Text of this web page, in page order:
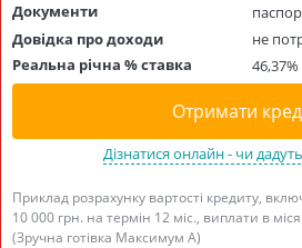
Документи
Довідка про доходи
не
Реальна річна % ставка
46,37%
Отримати
Дізнатися онлайн - чи
Приклад розрахунку вартості кредиту,
10 000 грн. на термін 12 міс., виплати в
(Зручна готівка Максимум А)